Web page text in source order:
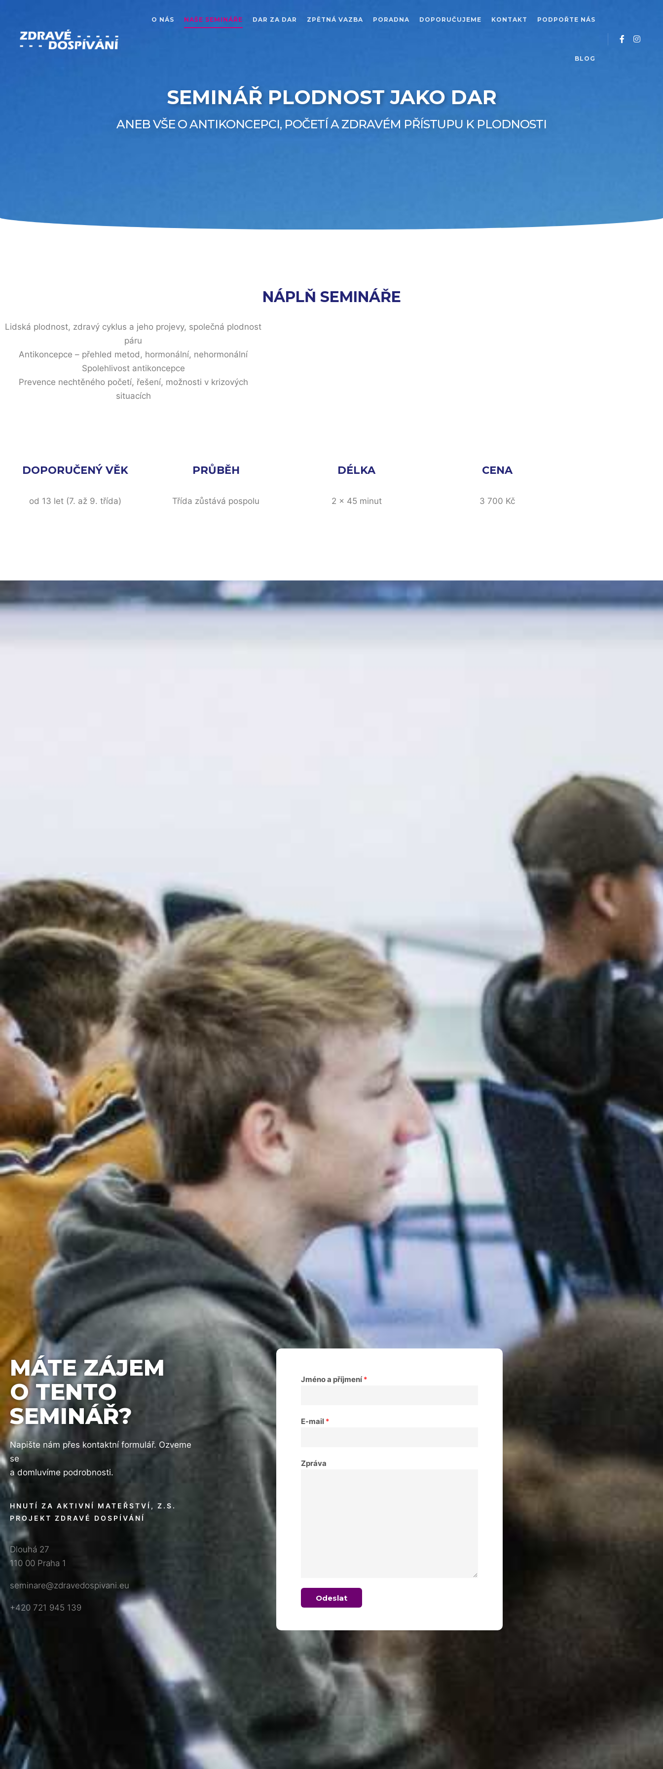
O NÁS NAŠE SEMINÁŘE DAR ZA DAR ZPĚTNÁ VAZBA PORADNA DOPORUČUJEME KONTAKT PODPOŘTE NÁS
BLOG
SEMINÁŘ PLODNOST JAKO DAR
ANEB VŠE O ANTIKONCEPCI, POČETÍ A ZDRAVÉM PŘÍSTUPU K PLODNOSTI
NÁPLŇ SEMINÁŘE
Lidská plodnost, zdravý cyklus a jeho projevy, společná plodnost
páru
Antikoncepce – přehled metod, hormonální, nehormonální
Spolehlivost antikoncepce
Prevence nechtěného početí, řešení, možnosti v krizových
situacích
DOPORUČENÝ VĚK
od 13 let (7. až 9. třída)
PRŮBĚH
Třída zůstává pospolu
DÉLKA
2 × 45 minut
CENA
3 700 Kč
MÁTE ZÁJEM
O TENTO
SEMINÁŘ?
Napište nám přes kontaktní formulář. Ozveme
se
a domluvíme podrobnosti.
HNUTÍ ZA AKTIVNÍ MATEŘSTVÍ, Z.S.
PROJEKT ZDRAVÉ DOSPÍVÁNÍ
Dlouhá 27
110 00 Praha 1
seminare@zdravedospivani.eu
+420 721 945 139
Jméno a příjmení*
E-mail *
Zpráva
Odeslat